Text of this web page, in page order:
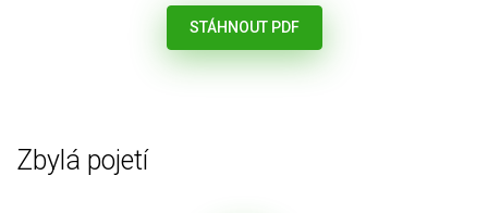
STÁHNOUT PDF
Zbylá pojetí